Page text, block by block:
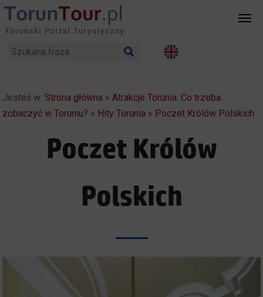
Jesteś w: Strona główna »Atrakcje Torunia. Co trzeba
zobaczyć w Toruniu? » Hity Torunia » Poczet Królów Polskich
Poczet Królów
Polskich